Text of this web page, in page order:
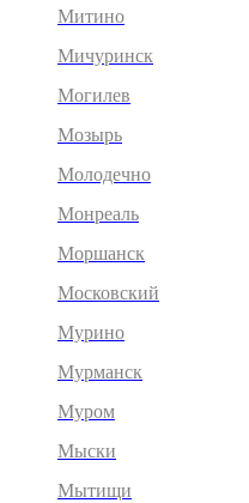
Митино
Мичуринск
Могилев
Мозырь
Молодечно
Монреаль
Моршанск
Московский
Мурино
Мурманск
Муром
Мыски
Мытищи